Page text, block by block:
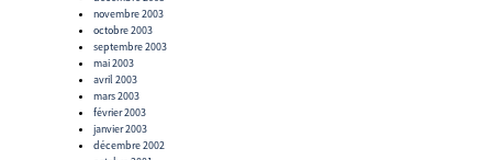
novembre 2003
octobre 2003
septembre 2003
mai 2003
avril 2003
mars 2003
février 2003
janvier 2003
décembre 2002